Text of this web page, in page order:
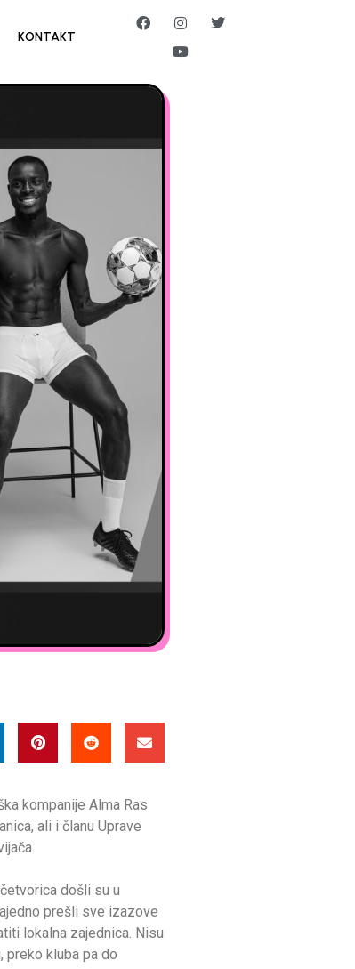
KONTAKT
kompanije Alma Ras
ali i članu Uprave
došli su u
prešli sve izazove
lokalna zajednica. Nisu
preko kluba pa do